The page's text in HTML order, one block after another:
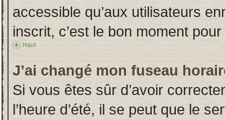
accessible qu’aux utilisateurs
inscrit, c’est le bon moment
Haut
J’ai changé mon fuseau
Si vous êtes sûr d’avoir
l’heure d’été, il se peut que le